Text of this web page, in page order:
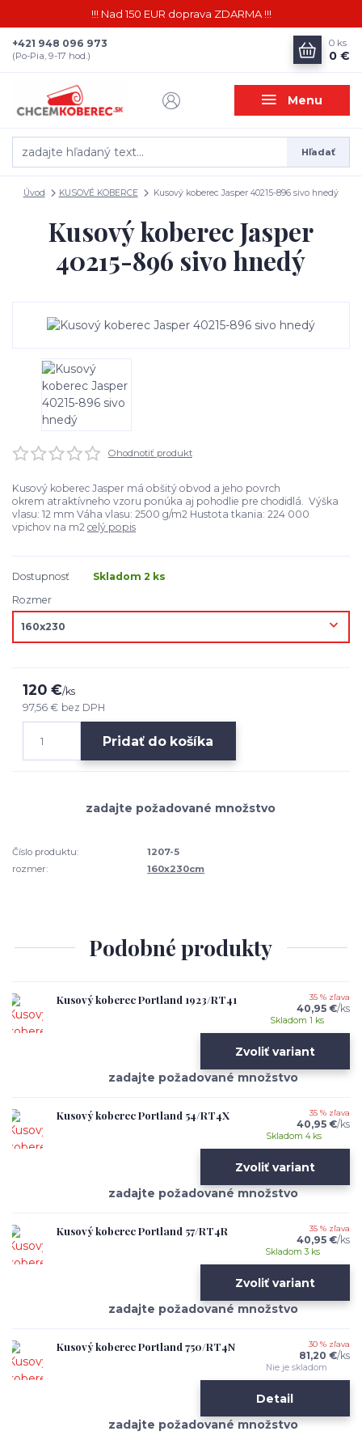
!!! Nad 150 EUR doprava ZDARMA !!!
Menu
Hľadať
+421 948 096 973
(Po-Pia, 9-17 hod.)
0 ks
0 €
Úvod KUSOVÉ KOBERCE Kusový koberec Jasper 40215-896 sivo hnedý
Kusový koberec Jasper
40215-896 sivo hnedý
Ohodnotiť produkt
Kusový koberec Jasper má obšitý obvod a jeho povrch
okrem atraktívneho vzoru ponúka aj pohodlie pre chodidlá. Výška
vlasu: 12 mm Váha vlasu: 2500 g/m2 Hustota tkania: 224 000
vpichov na m2 celý popis
Dostupnosť
Skladom 2 ks
Rozmer
120 €/ks
97,56 € bez DPH
Pridať do košíka
Číslo produktu:
1207-5
rozmer:
160x230cm
Podobné produkty
Kusový koberec Portland 1923/RT41 35 % zľava
40,95 €/ks
Skladom 1 ks
Zvoliť variant
Kusový koberec Portland 54/RT4X 35 % zľava
40,95 €/ks
Skladom 4 ks
Zvoliť variant
Kusový koberec Portland 57/RT4R 35 % zľava
40,95 €/ks
Skladom 3 ks
Zvoliť variant
Kusový koberec Portland 750/RT4N 30 % zľava
81,20 €/ks
Nie je skladom
Detail